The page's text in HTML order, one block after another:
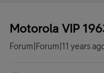
Motorola VIP
Forum|Forum|11 years